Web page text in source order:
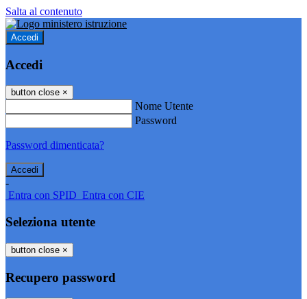
Salta al contenuto
Accedi
Accedi
button close ×
Nome Utente
Password
Password dimenticata?
-
Entra con SPID Entra con CIE
Seleziona utente
button close ×
Recupero password